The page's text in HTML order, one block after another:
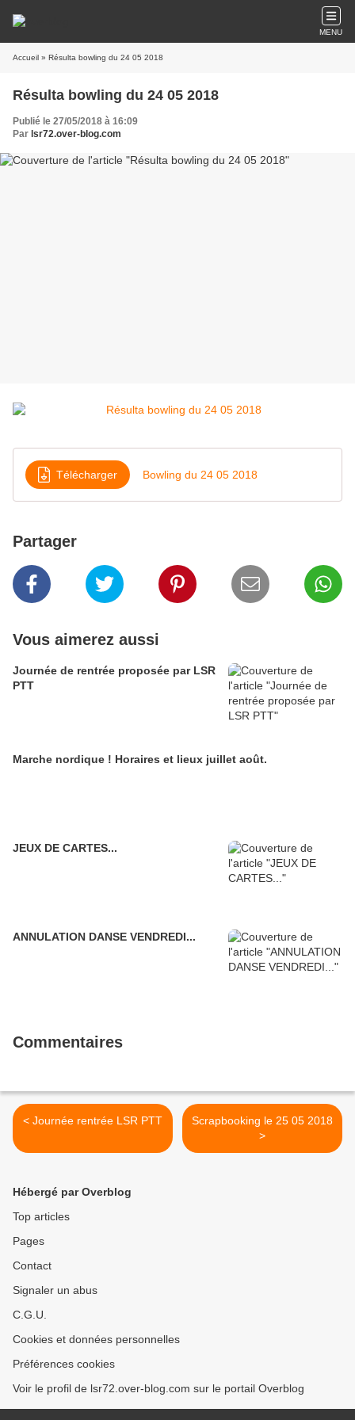
MENU
Accueil » Résulta bowling du 24 05 2018
Résulta bowling du 24 05 2018
Publié le 27/05/2018 à 16:09
Par lsr72.over-blog.com
Télécharger Bowling du 24 05 2018
Partager
Vous aimerez aussi
Journée de rentrée proposée par LSR
PTT
Marche nordique ! Horaires et lieux juillet août.
JEUX DE CARTES...
ANNULATION DANSE VENDREDI...
Commentaires
< Journée rentrée LSR PTT
Scrapbooking le 25 05 2018
>
Hébergé par Overblog
Top articles
Pages
Contact
Signaler un abus
C.G.U.
Cookies et données personnelles
Préférences cookies
Voir le profil de lsr72.over-blog.com sur le portail Overblog